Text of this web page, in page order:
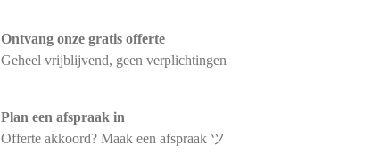
Ontvang onze gratis offerte
Geheel vrijblijvend, geen verplichtingen
Plan een afspraak in
Offerte akkoord? Maak een afspraak ツ